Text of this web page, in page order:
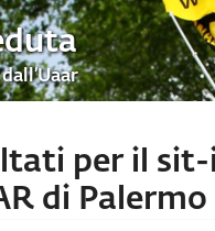
per il sit-
di Palermo